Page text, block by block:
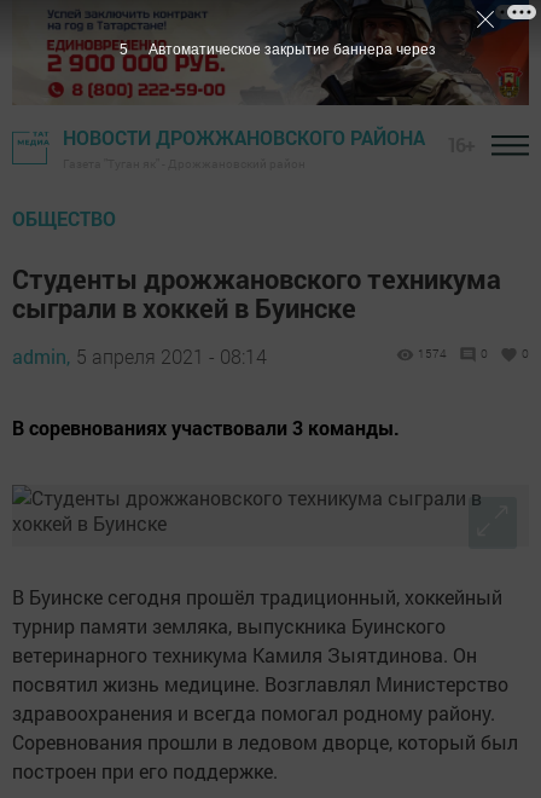
НОВОСТИ ДРОЖЖАНОВСКОГО РАЙОНА
ОБЩЕСТВО
Студенты дрожжановского техникума
сыграли в хоккей в Буинске
admin, 5 апреля 2021 - 08:14 1574 0 0
В соревнованиях участвовали 3 команды.
В Буинске сегодня прошёл традиционный, хоккейный
турнир памяти земляка, выпускника Буинского
ветеринарного техникума Камиля Зыятдинова. Он
посвятил жизнь медицине. Возглавлял Министерство
здравоохранения и всегда помогал родному району.
Соревнования прошли в ледовом дворце, который был
построен при его поддержке.
5 Автоматическое закрытие баннера через